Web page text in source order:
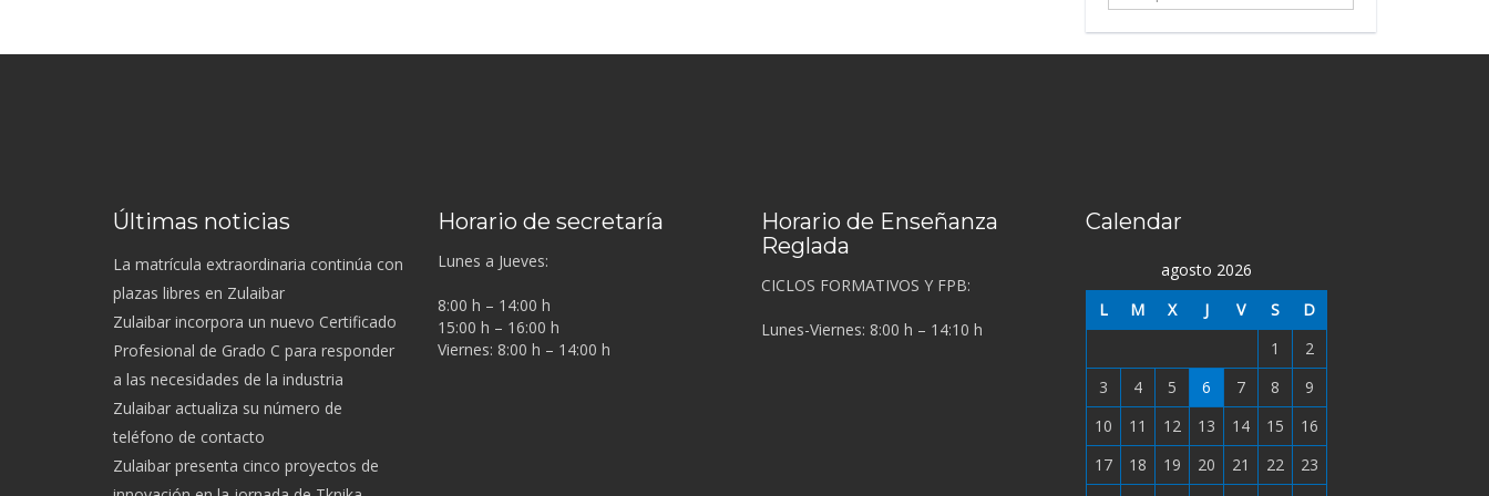
...
Últimas noticias
La matrícula extraordinaria continúa con
plazas libres en Zulaibar
Zulaibar incorpora un nuevo Certificado
Profesional de Grado C para responder
a las necesidades de la industria
Zulaibar actualiza su número de
teléfono de contacto
Zulaibar presenta cinco proyectos de
Horario de secretaría
Lunes a Jueves:
8:00 h – 14:00 h
15:00 h – 16:00 h
Viernes: 8:00 h – 14:00 h
Horario de Enseñanza
Reglada
CICLOS FORMATIVOS Y FPB:
Lunes-Viernes: 8:00 h – 14:10 h
Calendar
agosto 2026
L
M X J V S
D
1
2
3
4 5 6 7 8
9
10
11 12 13 14 15
16
17
18 19 20 21 22
23